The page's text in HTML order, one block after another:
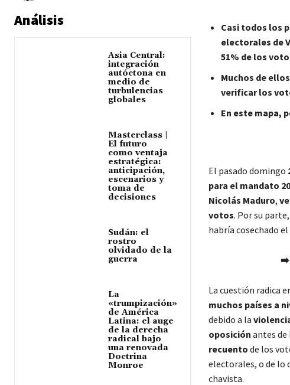
Análisis
Asia Central:
integración
autóctona en
medio de
turbulencias
globales
Masterclass |
El futuro
como ventaja
estratégica:
anticipación,
escenarios y
toma de
decisiones
Sudán: el
rostro
olvidado de la
guerra
La
«trumpización»
de América
Latina: el auge
de la derecha
radical bajo
una renovada
Doctrina
Monroe
Casi todos los
electorales de
51% de los
Muchos de
verificar los
En este mapa,
El pasado domingo
para el mandato
Nicolás Maduro,
votos. Por su parte,
habría cosechado el
➡️
La cuestión radica
muchos países a
debido a la
oposición antes de
recuento de los
electorales, o de lo
chavista.